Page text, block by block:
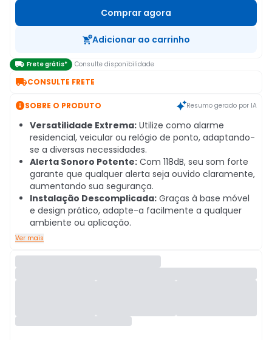
Comprar agora
Adicionar ao carrinho
 Frete grátis* Consulte disponibilidade
CONSULTE FRETE
SOBRE O PRODUTO Resumo gerado por IA
Versatilidade Extrema: Utilize como alarme
residencial, veicular ou relógio de ponto, adaptando-
se a diversas necessidades.
Alerta Sonoro Potente: Com 118dB, seu som forte
garante que qualquer alerta seja ouvido claramente,
aumentando sua segurança.
Instalação Descomplicada: Graças à base móvel
e design prático, adapte-a facilmente a qualquer
ambiente ou aplicação.
Ver mais